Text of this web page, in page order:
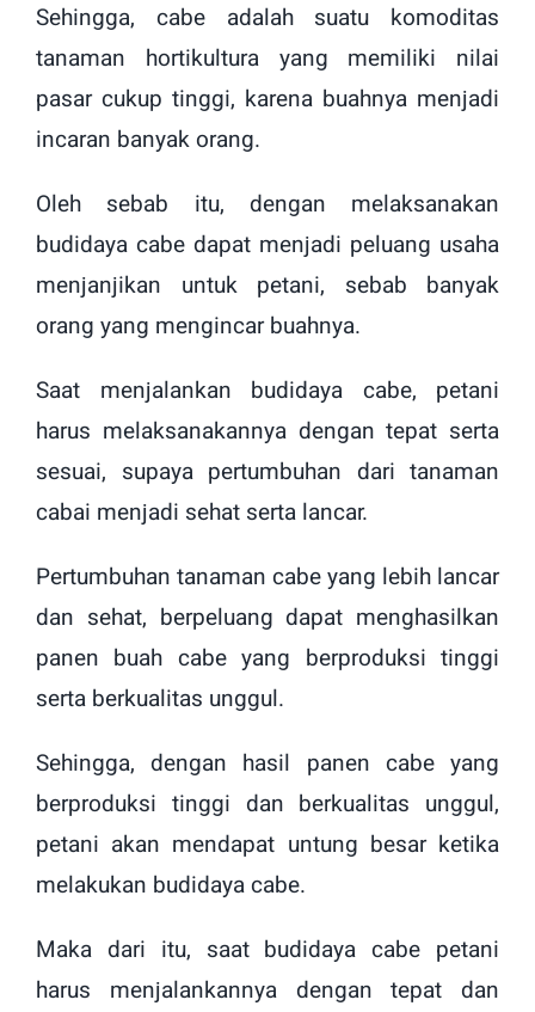
Sehingga, cabe adalah suatu komoditas
tanaman hortikultura yang memiliki nilai
pasar cukup tinggi, karena buahnya menjadi
incaran banyak orang.
Oleh sebab itu, dengan melaksanakan
budidaya cabe dapat menjadi peluang usaha
menjanjikan untuk petani, sebab banyak
orang yang mengincar buahnya.
Saat menjalankan budidaya cabe, petani
harus melaksanakannya dengan tepat serta
sesuai, supaya pertumbuhan dari tanaman
cabai menjadi sehat serta lancar.
Pertumbuhan tanaman cabe yang lebih lancar
dan sehat, berpeluang dapat menghasilkan
panen buah cabe yang berproduksi tinggi
serta berkualitas unggul.
Sehingga, dengan hasil panen cabe yang
berproduksi tinggi dan berkualitas unggul,
petani akan mendapat untung besar ketika
melakukan budidaya cabe.
Maka dari itu, saat budidaya cabe petani
harus menjalankannya dengan tepat dan